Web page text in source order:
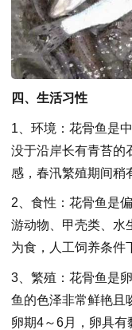
四、生活习性
1、环境：花骨鱼是
没于沿岸长有青苔的
感，春汛繁殖期间稍
2、食性：花骨鱼是
游动物、甲壳类、水
为食，人工饲养条件
3、繁殖：花骨鱼是
鱼的色泽非常鲜艳且
卵期4～6月，卵具有